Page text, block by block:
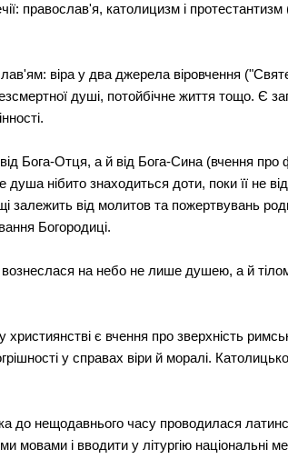
православ'я, католицизм і
віра у два джерела віровчення
душі, потойбічне життя тощо. Є
Бога-Отця, а й від Бога-Сина (вчення про
нібито знаходиться доти, поки її не
від молитов та пожертвувань
Богородиці.
вознеслася на небо не лише душею, а й
є вчення про зверхність
у справах віри й моралі.
до нещодавнього часу проводилася
і вводити у літургію національні